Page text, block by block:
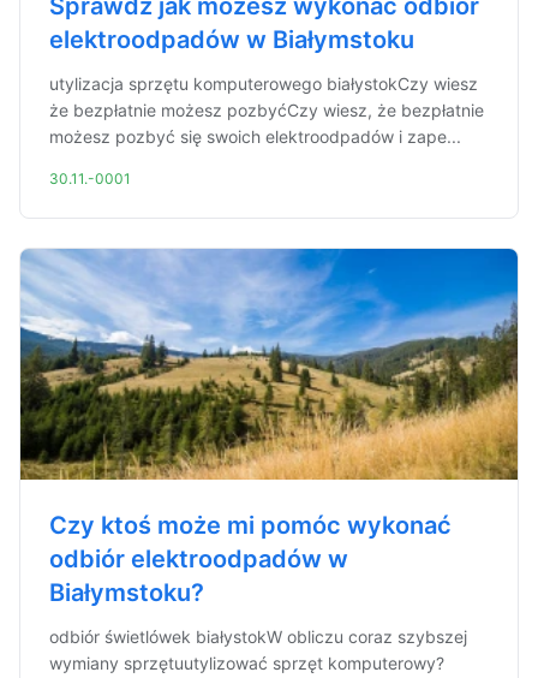
Sprawdź jak możesz wykonać odbiór
elektroodpadów w Białymstoku
utylizacja sprzętu komputerowego białystokCzy wiesz
że bezpłatnie możesz pozbyćCzy wiesz, że bezpłatnie
możesz pozbyć się swoich elektroodpadów i zape...
30.11.-0001
Czy ktoś może mi pomóc wykonać
odbiór elektroodpadów w
Białymstoku?
odbiór świetlówek białystokW obliczu coraz szybszej
wymiany sprzętuutylizować sprzęt komputerowy?